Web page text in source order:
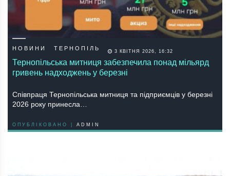
НОВИНИ ТЕРНОПІЛЬ 3 КВІТНЯ 2026, 16:32
Тернопільська митниця забезпечила понад мільярд
гривень надходжень у березні
Співпраця Тернопільська митниця та підприємців у березні
2026 року принесла…
ОПУБЛІКОВАНО | ADMIN